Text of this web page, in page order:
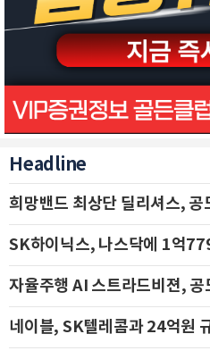
Headline
네이블, SK텔레콤과 24억원